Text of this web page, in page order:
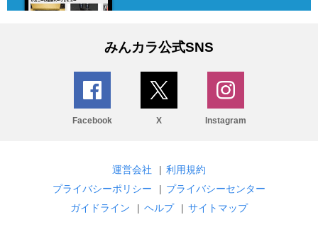
みんカラ公式SNS
Facebook X Instagram
運営会社 | 利用規約
プライバシーポリシー
| プライバシーセンター
ガイドライン
| ヘルプ | サイトマップ